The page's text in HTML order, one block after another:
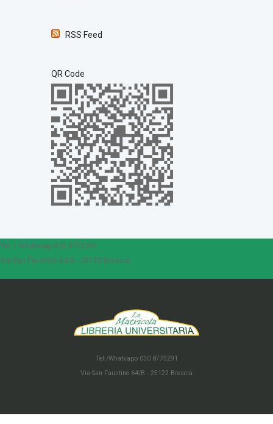
RSS Feed
QR Code
Tel. / Whatsapp 030 8775291
Via San Faustino 64/B - 25122 Brescia
Tel./Whatsapp 030 8775291
Via San Faustino 64/B - 25122 Brescia